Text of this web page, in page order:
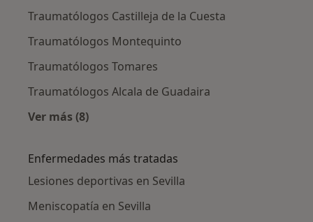
Traumatólogos Castilleja de la Cuesta
Traumatólogos Montequinto
Traumatólogos Tomares
Traumatólogos Alcala de Guadaira
Ver más (8)
Enfermedades más tratadas
Lesiones deportivas en Sevilla
Meniscopatía en Sevilla